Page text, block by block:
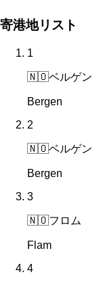
寄港地リスト
1
🇳🇴ベルゲン
Bergen
2
🇳🇴ベルゲン
Bergen
3
🇳🇴フロム
Flam
4